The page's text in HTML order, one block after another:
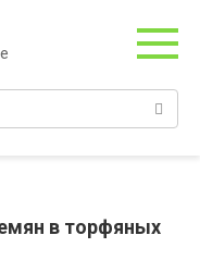
в торфяных